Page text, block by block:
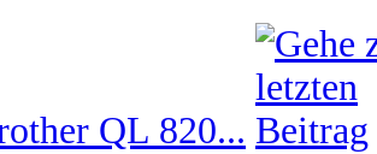
QL 820...